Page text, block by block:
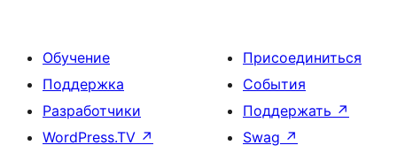
Обучение
Поддержка
Разработчики
WordPress.TV ↗
Присоединиться
События
Поддержать ↗
Swag ↗